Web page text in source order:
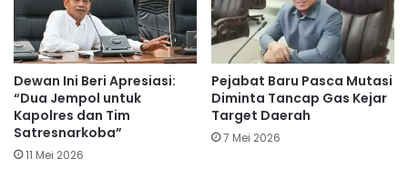
Dewan Ini Beri Apresiasi:
“Dua Jempol untuk
Kapolres dan Tim
Satresnarkoba”
11 Mei 2026
Pejabat Baru Pasca Mutasi
Diminta Tancap Gas Kejar
Target Daerah
7 Mei 2026